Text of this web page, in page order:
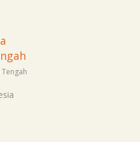
Tengah